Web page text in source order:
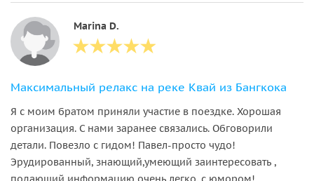
Marina D.
Максимальный релакс на реке Квай из Бангкока
Я с моим братом приняли участие в поездке. Хорошая
организация. С нами заранее связались. Обговорили
детали. Повезло с гидом! Павел-просто чудо!
Эрудированный, знающий,умеющий заинтересовать ,